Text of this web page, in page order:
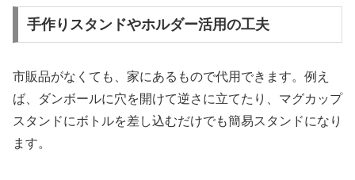
手作りスタンドやホルダー活用の工夫
市販品がなくても、家にあるもので代用できます。例え
ば、ダンボールに穴を開けて逆さに立てたり、マグカップ
スタンドにボトルを差し込むだけでも簡易スタンドになり
ます。